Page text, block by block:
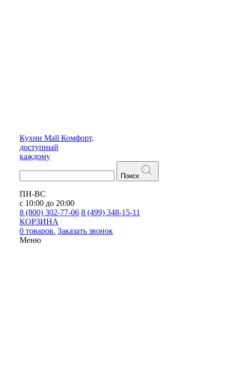
Кухни Mall Комфорт,
доступный
каждому
Поиск
ПН-ВС
с 10:00 до 20:00
8 (800) 302-77-06 8 (499) 348-15-11
КОРЗИНА
0 товаров. Заказать звонок
Меню